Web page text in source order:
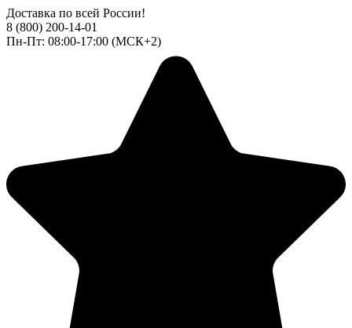
Доставка по всей России!
8 (800) 200-14-01
Пн-Пт: 08:00-17:00 (МСК+2)